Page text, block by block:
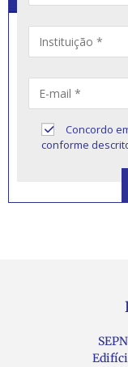
Concordo
conforme